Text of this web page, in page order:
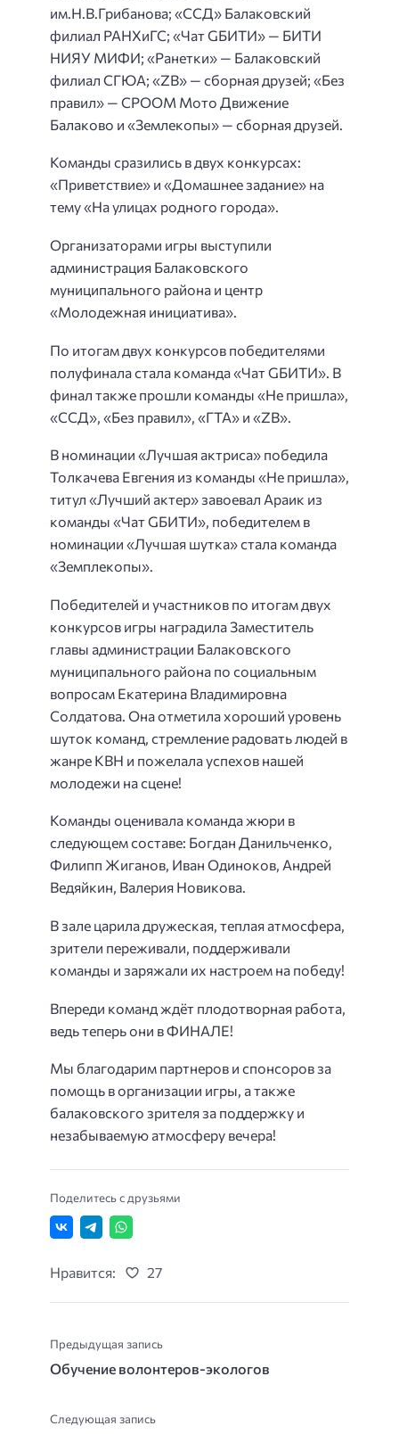
им.Н.В.Грибанова; «ССД» Балаковский
филиал РАНХиГС; «Чат GБИТИ» — БИТИ
НИЯУ МИФИ; «Ранетки» — Балаковский
филиал СГЮА; «ZB» — сборная друзей; «Без
правил» — СРООМ Мото Движение
Балаково и «Землекопы» — сборная друзей.
Команды сразились в двух конкурсах:
«Приветствие» и «Домашнее задание» на
тему «На улицах родного города».
Организаторами игры выступили
администрация Балаковского
муниципального района и центр
«Молодежная инициатива».
По итогам двух конкурсов победителями
полуфинала стала команда «Чат GБИТИ». В
финал также прошли команды «Не пришла»,
«ССД», «Без правил», «ГТА» и «ZB».
В номинации «Лучшая актриса» победила
Толкачева Евгения из команды «Не пришла»,
титул «Лучший актер» завоевал Араик из
команды «Чат GБИТИ», победителем в
номинации «Лучшая шутка» стала команда
«Земплекопы».
Победителей и участников по итогам двух
конкурсов игры наградила Заместитель
главы администрации Балаковского
муниципального района по социальным
вопросам Екатерина Владимировна
Солдатова. Она отметила хороший уровень
шуток команд, стремление радовать людей в
жанре КВН и пожелала успехов нашей
молодежи на сцене!
Команды оценивала команда жюри в
следующем составе: Богдан Данильченко,
Филипп Жиганов, Иван Одиноков, Андрей
Ведяйкин, Валерия Новикова.
В зале царила дружеская, теплая атмосфера,
зрители переживали, поддерживали
команды и заряжали их настроем на победу!
Впереди команд ждёт плодотворная работа,
ведь теперь они в ФИНАЛЕ!
Мы благодарим партнеров и спонсоров за
помощь в организации игры, а также
балаковского зрителя за поддержку и
незабываемую атмосферу вечера!
Поделитесь с друзьями
Нравится: 27
Предыдущая запись
Обучение волонтеров-экологов
Следующая запись